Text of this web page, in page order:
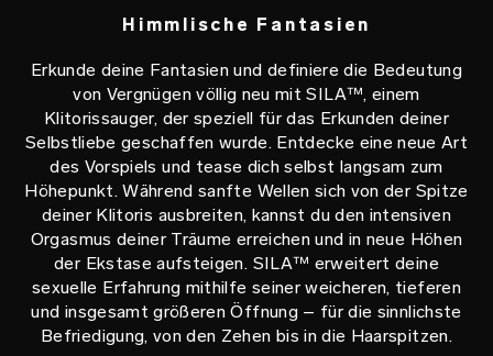
Himmlische Fantasien
Erkunde deine Fantasien und definiere die Bedeutung
von Vergnügen völlig neu mit SILA™, einem
Klitorissauger, der speziell für das Erkunden deiner
Selbstliebe geschaffen wurde. Entdecke eine neue Art
des Vorspiels und tease dich selbst langsam zum
Höhepunkt. Während sanfte Wellen sich von der Spitze
deiner Klitoris ausbreiten, kannst du den intensiven
Orgasmus deiner Träume erreichen und in neue Höhen
der Ekstase aufsteigen. SILA™ erweitert deine
sexuelle Erfahrung mithilfe seiner weicheren, tieferen
und insgesamt größeren Öffnung – für die sinnlichste
Befriedigung, von den Zehen bis in die Haarspitzen.